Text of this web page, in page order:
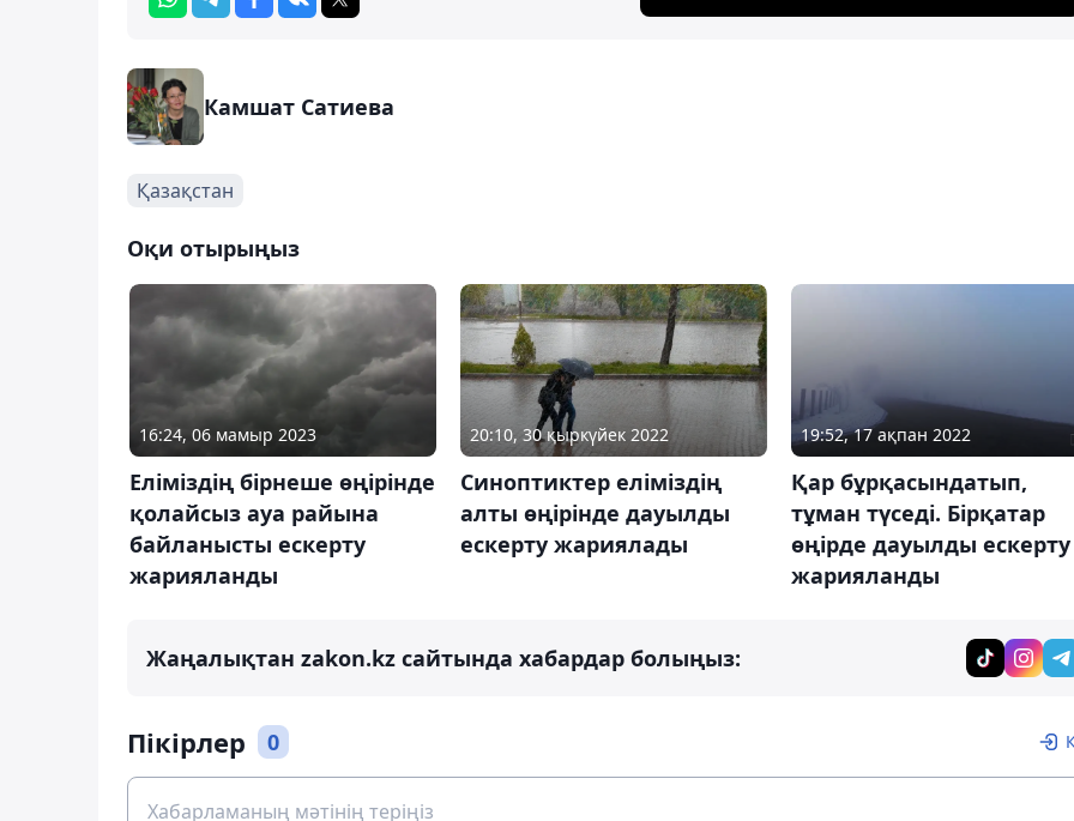
Камшат Сатиева
Қазақстан
Оқи отырыңыз
16:24, 06 мамыр 2023
Еліміздің бірнеше өңірінде
қолайсыз ауа райына
байланысты ескерту
жарияланды
20:10, 30 қыркүйек 2022
Синоптиктер еліміздің
алты өңірінде дауылды
ескерту жариялады
19:52, 17 ақпан 2022
Қар бұрқасындатып,
тұман түседі. Бірқатар
өңірде дауылды ескерту
жарияланды
Жаңалықтан zakon.kz сайтында хабардар болыңыз:
Пікірлер 0